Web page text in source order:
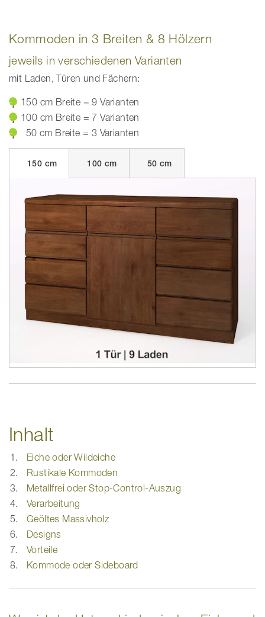
Kommoden in 3 Breiten & 8 Hölzern
jeweils in verschiedenen Varianten
mit Laden, Türen und Fächern:
150 cm Breite = 9 Varianten
100 cm Breite = 7 Varianten
50 cm Breite = 3 Varianten
150 cm 100 cm 50 cm
Inhalt
Eiche oder Wildeiche
Rustikale Kommoden
Metallfrei oder Stop-Control-Auszug
Verarbeitung
Geöltes Massivholz
Designs
Vorteile
Kommode oder Sideboard